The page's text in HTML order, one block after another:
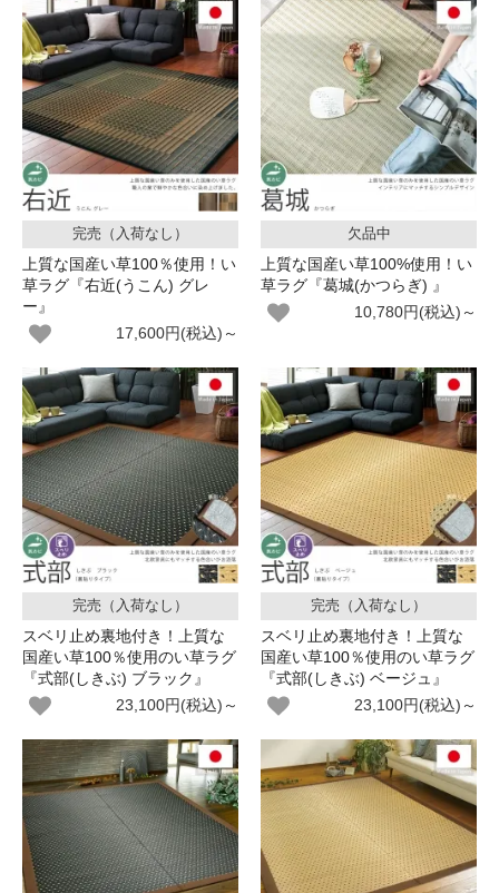
完売（入荷なし）
上質な国産い草100％使用！い
草ラグ『右近(うこん) グレ
ー』
17,600円(税込)～
欠品中
上質な国産い草100%使用！い
草ラグ『葛城(かつらぎ) 』
10,780円(税込)～
完売（入荷なし）
スベリ止め裏地付き！上質な
国産い草100％使用のい草ラグ
『式部(しきぶ) ブラック』
23,100円(税込)～
完売（入荷なし）
スベリ止め裏地付き！上質な
国産い草100％使用のい草ラグ
『式部(しきぶ) ベージュ』
23,100円(税込)～